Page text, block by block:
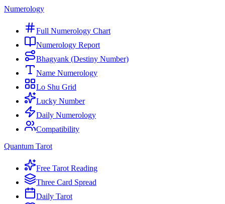
Numerology
Full Numerology Chart
Numerology Report
Bhagyank (Destiny Number)
Name Numerology
Lo Shu Grid
Lucky Number
Daily Numerology
Compatibility
Quantum Tarot
Free Tarot Reading
Three Card Spread
Daily Tarot